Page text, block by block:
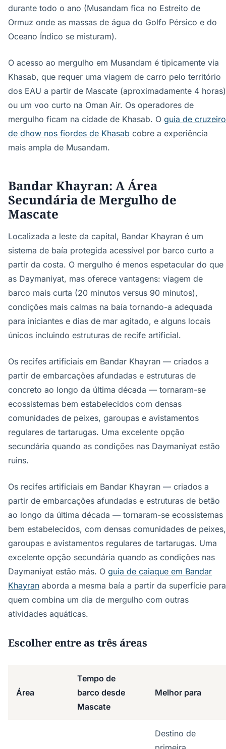
durante todo o ano (Musandam fica no Estreito de
Ormuz onde as massas de água do Golfo Pérsico e do
Oceano Índico se misturam).
O acesso ao mergulho em Musandam é tipicamente via
Khasab, que requer uma viagem de carro pelo território
dos EAU a partir de Mascate (aproximadamente 4 horas)
ou um voo curto na Oman Air. Os operadores de
mergulho ficam na cidade de Khasab. O guia de cruzeiro
de dhow nos fiordes de Khasab cobre a experiência
mais ampla de Musandam.
Bandar Khayran: A Área
Secundária de Mergulho de
Mascate
Localizada a leste da capital, Bandar Khayran é um
sistema de baía protegida acessível por barco curto a
partir da costa. O mergulho é menos espetacular do que
as Daymaniyat, mas oferece vantagens: viagem de
barco mais curta (20 minutos versus 90 minutos),
condições mais calmas na baía tornando-a adequada
para iniciantes e dias de mar agitado, e alguns locais
únicos incluindo estruturas de recife artificial.
Os recifes artificiais em Bandar Khayran — criados a
partir de embarcações afundadas e estruturas de
concreto ao longo da última década — tornaram-se
ecossistemas bem estabelecidos com densas
comunidades de peixes, garoupas e avistamentos
regulares de tartarugas. Uma excelente opção
secundária quando as condições nas Daymaniyat estão
ruins.
Os recifes artificiais em Bandar Khayran — criados a
partir de embarcações afundadas e estruturas de betão
ao longo da última década — tornaram-se ecossistemas
bem estabelecidos, com densas comunidades de peixes,
garoupas e avistamentos regulares de tartarugas. Uma
excelente opção secundária quando as condições nas
Daymaniyat estão más. O guia de caiaque em Bandar
Khayran aborda a mesma baía a partir da superfície para
quem combina um dia de mergulho com outras
atividades aquáticas.
Escolher entre as três áreas
Área
Tempo de
barco desde
Mascate
Melhor para
Destino de